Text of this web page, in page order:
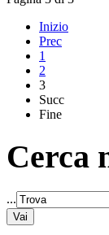
Inizio
Prec
1
2
3
Succ
Fine
Cerca
...